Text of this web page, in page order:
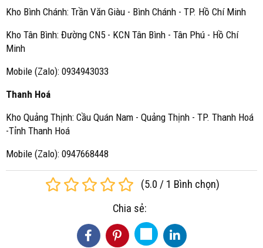
Kho Bình Chánh: Trần Văn Giàu - Bình Chánh - TP. Hồ Chí Minh
Kho Tân Bình: Đường CN5 - KCN Tân Bình - Tân Phú - Hồ Chí
Minh
Mobile (Zalo): 0934943033
Thanh Hoá
Kho Quảng Thịnh: Cầu Quán Nam - Quảng Thịnh - TP. Thanh Hoá
-Tỉnh Thanh Hoá
Mobile (Zalo): 0947668448
(5.0 / 1 Bình chọn)
Chia sẻ: